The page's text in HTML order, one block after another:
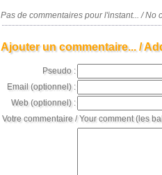
Pas de commentaires pour l'instant... / No
Ajouter un commentaire... /
Pseudo :
Email (optionnel) :
Web (optionnel) :
Votre commentaire / Your comment (les